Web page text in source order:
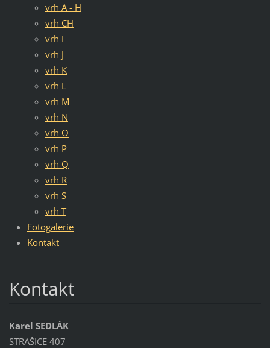
vrh A - H
vrh CH
vrh I
vrh J
vrh K
vrh L
vrh M
vrh N
vrh O
vrh P
vrh Q
vrh R
vrh S
vrh T
Fotogalerie
Kontakt
Kontakt
Karel SEDLÁK
STRAŠICE 407